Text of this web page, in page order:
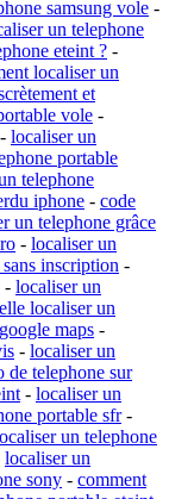
samsung vole -
un telephone
eteint ? -
localiser un
et
vole -
- localiser un
portable
telephone
iphone - code
un telephone grâce
- localiser un
inscription -
- localiser un
localiser un
maps -
- localiser un
de telephone sur
- localiser un
portable sfr-
un telephone
localiser un
sony - comment